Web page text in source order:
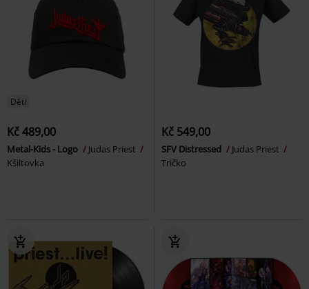
Děti
Kč 489,00
Metal-Kids - Logo
Judas Priest
Kšiltovka
Kč 549,00
SFV Distressed
Judas Priest
Tričko